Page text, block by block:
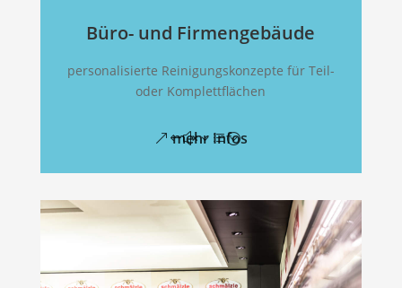
Büro- und Firmengebäude
personalisierte Reinigungskonzepte für Teil-
oder Komplettflächen
mehr Infos